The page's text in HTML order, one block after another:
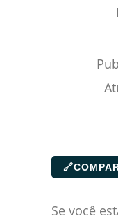
🔗
Se você